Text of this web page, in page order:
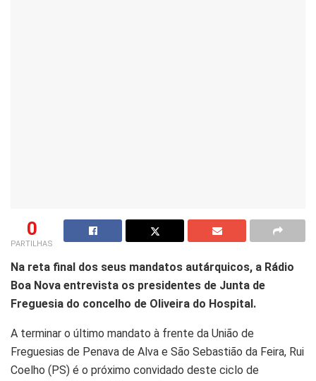
0
PARTILHAS
Na reta final dos seus mandatos autárquicos, a Rádio
Boa Nova entrevista os presidentes de Junta de
Freguesia do concelho de Oliveira do Hospital.
A terminar o último mandato à frente da União de
Freguesias de Penava de Alva e São Sebastião da Feira, Rui
Coelho (PS) é o próximo convidado deste ciclo de